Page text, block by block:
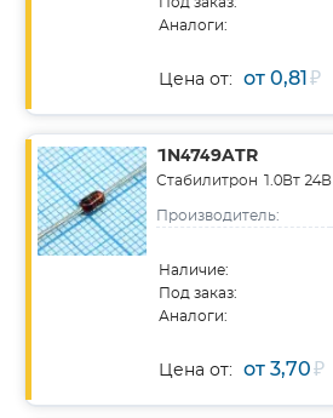
Аналоги:
Цена от: от 0,81₽
1N4749ATR
Стабилитрон 1.0Вт 24В
Производитель:
Наличие:
Под заказ:
Аналоги:
Цена от: от 3,70₽